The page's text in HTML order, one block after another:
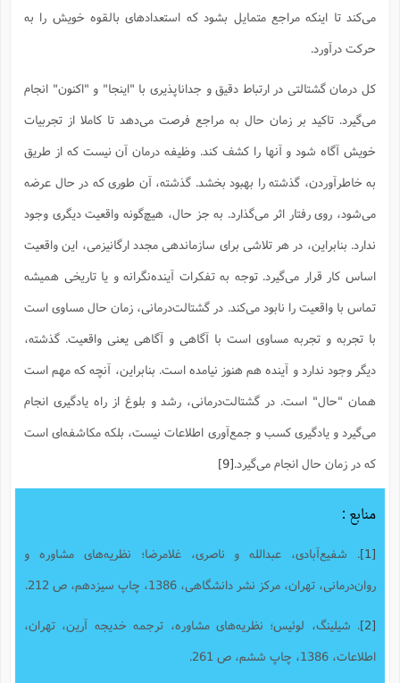
می‌کند تا اینکه مراجع متمایل بشود که استعدادهای بالقوه خویش را به
حرکت درآورد.
کل درمان گشتالتی در ارتباط دقیق و جداناپذیری با "اینجا" و "اکنون" انجام
می‌گیرد. تاکید بر زمان حال به مراجع فرصت می‌دهد تا کاملا از تجربیات
خویش آگاه شود و آنها را کشف کند. وظیفه درمان آن نیست که از طریق
به خاطرآوردن، گذشته را بهبود بخشد. گذشته، آن طوری که در حال عرضه
می‌شود، روی رفتار اثر می‌گذارد. به جز حال، هیچ‌گونه واقعیت دیگری وجود
ندارد. بنابراین، در هر تلاشی برای سازماندهی مجدد ارگانیزمی، این واقعیت
اساس کار قرار می‌گیرد. توجه به تفکرات آینده‌نگرانه و یا تاریخی همیشه
تماس با واقعیت را نابود می‌کند. در گشتالت‌درمانی، زمان حال مساوی است
با تجربه و تجربه مساوی است با آگاهی و آگاهی یعنی واقعیت. گذشته،
دیگر وجود ندارد و آینده هم هنوز نیامده است. بنابراین، آنچه که مهم است
همان "حال" است. در گشتالت‌درمانی، رشد و بلوغ از راه یادگیری انجام
می‌گیرد و یادگیری کسب و جمع‌آوری اطلاعات نیست، بلکه مکاشفه‌ای است
که در زمان حال انجام می‌گیرد.[9]
منابع :
. شفیع‌آبادی، عبدالله و ناصری، غلامرضا؛ نظریه‌های مشاوره و
روان‌درمانی، تهران، مرکز نشر دانشگاهی، 1386، چاپ سیزدهم، ص 212.
. شیلینگ، لوئیس؛ نظریه‌های مشاوره، ترجمه خدیجه آرین، تهران،
اطلاعات، 1386، چاپ ششم، ص 261.